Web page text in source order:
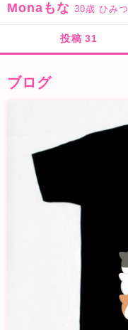
Monaもな 30歳 ひみつ
投稿 31
ブログ